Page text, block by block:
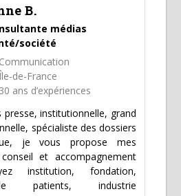
B.
médias
société
Communication
de-France
30 ans d’expériences
presse, institutionnelle, grand
spécialiste des dossiers
je vous propose mes
et accompagnement
institution, fondation,
patients, industrie